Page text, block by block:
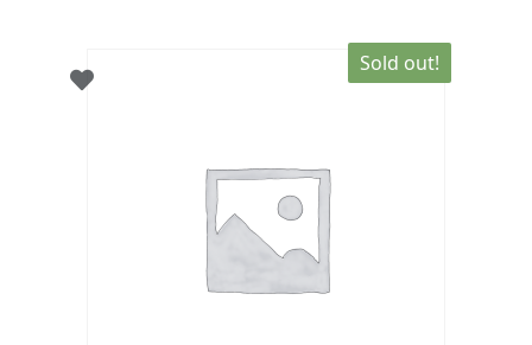
Sold out!